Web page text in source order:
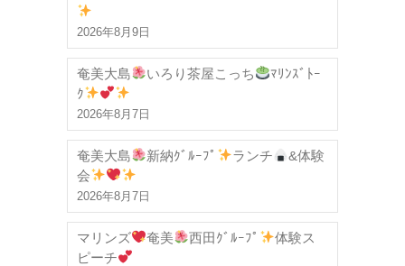
2026年8月9日
奄美大島 いろり茶屋こっち
ﾏﾘﾝｽﾞﾄｰ
ｸ
2026年8月7日
奄美大島 新納ｸﾞﾙｰﾌﾟ ランチ
&体験
会
2026年8月7日
マリンズ 奄美 西田ｸﾞﾙｰﾌﾟ
体験ス
ピーチ